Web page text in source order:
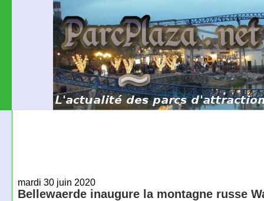
mardi 30 juin 2020
Bellewaerde inaugure la montagne russe